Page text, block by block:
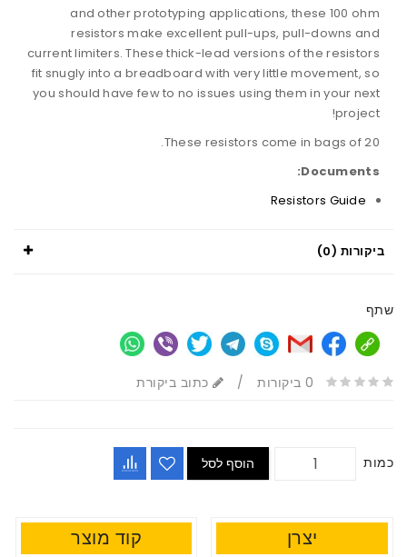
and other prototyping applications, these 100 ohm
resistors make excellent pull-ups, pull-downs and
current limiters. These thick-lead versions of the resistors
fit snugly into a breadboard with very little movement, so
you should have few to no issues using them in your next
project!
These resistors come in bags of 20.
Documents:
Resistors Guide
ביקורות (0)
שתף
0 ביקורות / כתוב ביקורת
כמות הוסף לסל
יצרן קוד מוצר